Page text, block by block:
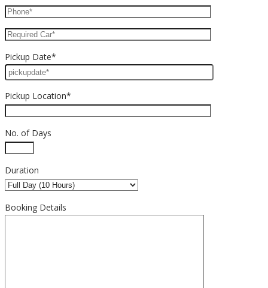
Pickup Date*
Pickup Location*
No. of Days
Duration
Booking Details